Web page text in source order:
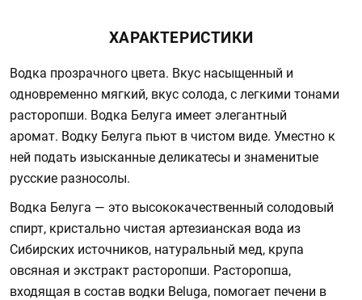
ХАРАКТЕРИСТИКИ
Водка прозрачного цвета. Вкус насыщенный и
одновременно мягкий, вкус солода, с легкими тонами
расторопши. Водка Белуга имеет элегантный
аромат. Водку Белуга пьют в чистом виде. Уместно к
ней подать изысканные деликатесы и знаменитые
русские разносолы.
Водка Белуга — это высококачественный солодовый
спирт, кристально чистая артезианская вода из
Сибирских источников, натуральный мед, крупа
овсяная и экстракт расторопши. Расторопша,
входящая в состав водки Beluga, помогает печени в